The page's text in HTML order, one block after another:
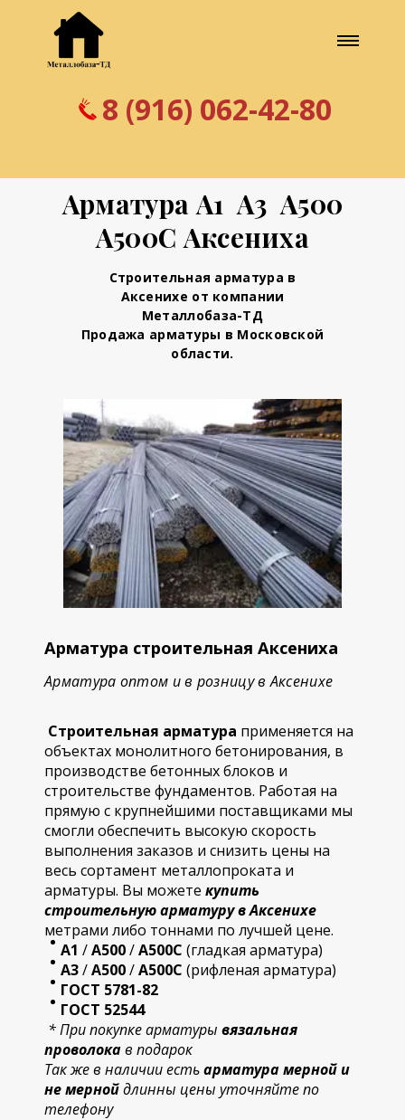
8 (916) 062-42-80
Арматура А1 А3 А500
А500С Аксениха
Строительная арматура в
Аксенихе от компании
Металлобаза-ТД
Продажа арматуры в Московской
области.
Арматура строительная Аксениха
Арматура оптом и в розницу в Аксенихе
Строительная арматура применяется на
объектах монолитного бетонирования, в
производстве бетонных блоков и
строительстве фундаментов. Работая на
прямую с крупнейшими поставщиками мы
смогли обеспечить высокую скорость
выполнения заказов и снизить цены на
весь сортамент металлопроката и
арматуры. Вы можете купить
строительнуюарматуру в Аксенихе
метрами либо тоннами по лучшей цене.
А1 /А500/А500С (гладкая арматура)
А3/А500/А500С (рифленая арматура)
ГОСТ 5781-82
ГОСТ 52544
* При покупке арматуры вязальная
проволокав подарок
Так же в наличии естьарматура мерной и
не мернойдлинны цены уточняйте по
телефону